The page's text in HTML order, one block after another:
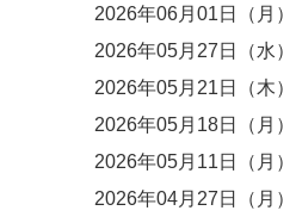
2026年06月01日（月）
2026年05月27日（水）
2026年05月21日（木）
2026年05月18日（月）
2026年05月11日（月）
2026年04月27日（月）